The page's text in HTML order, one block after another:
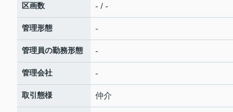
区画数 - / -
管理形態 -
管理員の勤務形態 -
管理会社 -
取引態様 仲介